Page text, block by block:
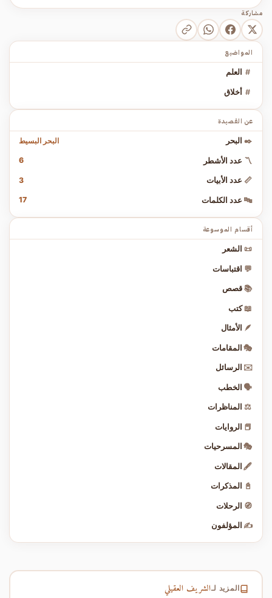
مشاركة
المواضيع
# العلم
# أخلاق
عن القصيدة
✒️ البحر البحر البسيط
〽️ عدد الأشطر 6
📏 عدد الأبيات 3
🔤 عدد الكلمات 17
أقسام الموسوعة
📜 الشعر
💬 اقتباسات
📚 قصص
📖 كتب
🪶 الأمثال
🎭 المقامات
✉️ الرسائل
🗣️ الخطب
⚖️ المناظرات
📕 الروايات
🎭 المسرحيات
🖋️ المقالات
📓 المذكرات
🧭 الرحلات
✍️ المؤلفون
المزيد لـالشريف العقيلي